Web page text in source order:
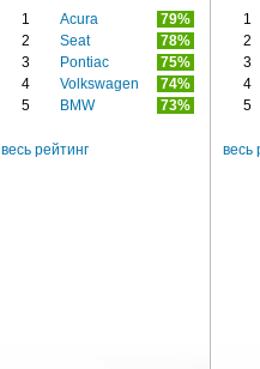
1
Acura
79%
2
Seat
78%
3
Pontiac
75%
4
Volkswagen
74%
5
BMW 73%
весь рейтинг
1
2
3
4
5
весь